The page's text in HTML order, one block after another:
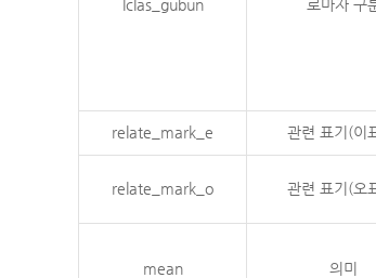
lclas_gubun 로마자 구
relate_mark_e 관련 표기(이
relate_mark_o 관련 표기(오
mean 의미